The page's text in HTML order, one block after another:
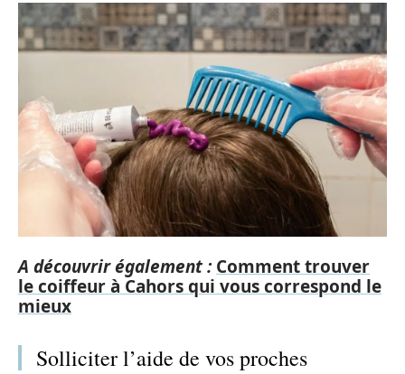
A découvrir également : Comment trouver
le coiffeur à Cahors qui vous correspond le
mieux
Solliciter l’aide de vos proches